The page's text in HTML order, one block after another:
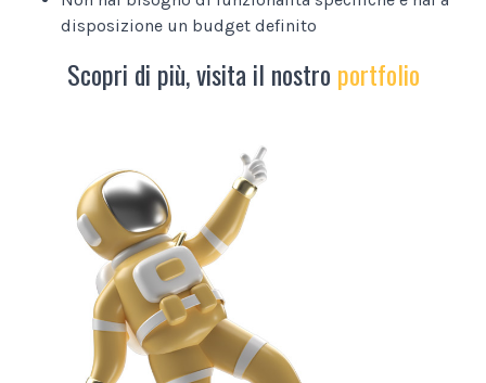
disposizione un budget definito
Scopri di più, visita il nostro portfolio